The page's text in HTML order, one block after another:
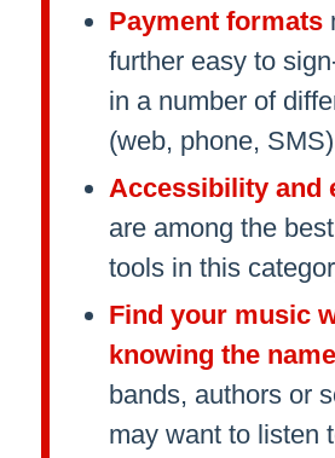
Payment formats
further easy to
in a number of
(web, phone,
Accessibility and
are among the
tools in this
Find your music
knowing the
bands, authors or
may want to listen